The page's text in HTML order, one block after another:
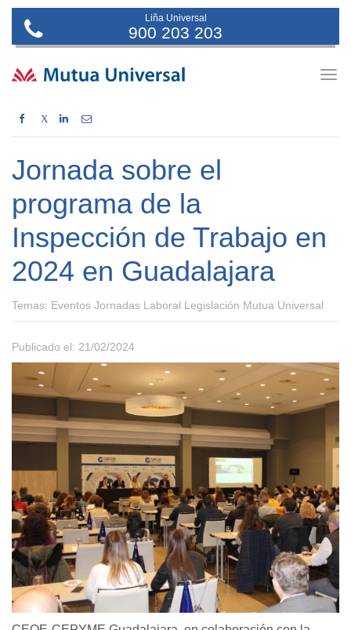
Liña Universal
900 203 203
X
Jornada sobre el
programa de la
Inspección de Trabajo en
2024 en Guadalajara
Temas: Eventos Jornadas Laboral Legislación Mutua Universal
Publicado el: 21/02/2024